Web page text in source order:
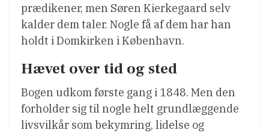
prædikener, men Søren Kierkegaard selv
kalder dem taler. Nogle få af dem har han
holdt i Domkirken i København.
Hævet over tid og sted
Bogen udkom første gang i 1848. Men den
forholder sig til nogle helt grundlæggende
livsvilkår som bekymring, lidelse og